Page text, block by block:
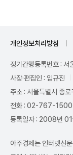
개인정보처리방침
정기간행등록번호 :
사장·편집인 : 임규진
주소 : 서울특별시 종
전화 : 02-767-1500
등록일자 : 2008년
아주경제는 인터넷신